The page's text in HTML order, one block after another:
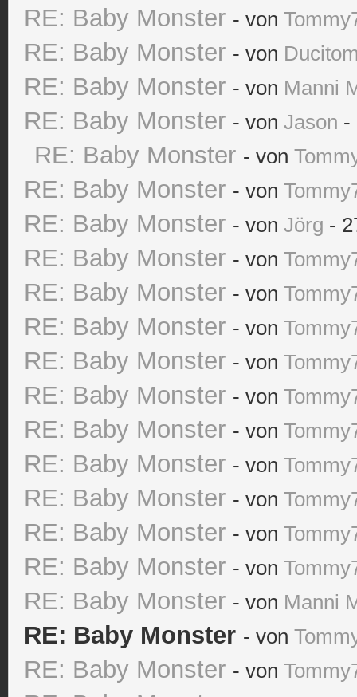
RE: Baby Monster - von
RE: Baby Monster - von
RE: Baby Monster - von Manni
RE: Baby Monster - von Jason -
RE: Baby Monster - von
RE: Baby Monster - von
RE: Baby Monster - von Jörg -
RE: Baby Monster - von
RE: Baby Monster - von
RE: Baby Monster - von
RE: Baby Monster - von
RE: Baby Monster - von
RE: Baby Monster - von
RE: Baby Monster - von
RE: Baby Monster - von
RE: Baby Monster - von
RE: Baby Monster - von
RE: Baby Monster - von Manni
RE: Baby Monster - von
RE: Baby Monster - von